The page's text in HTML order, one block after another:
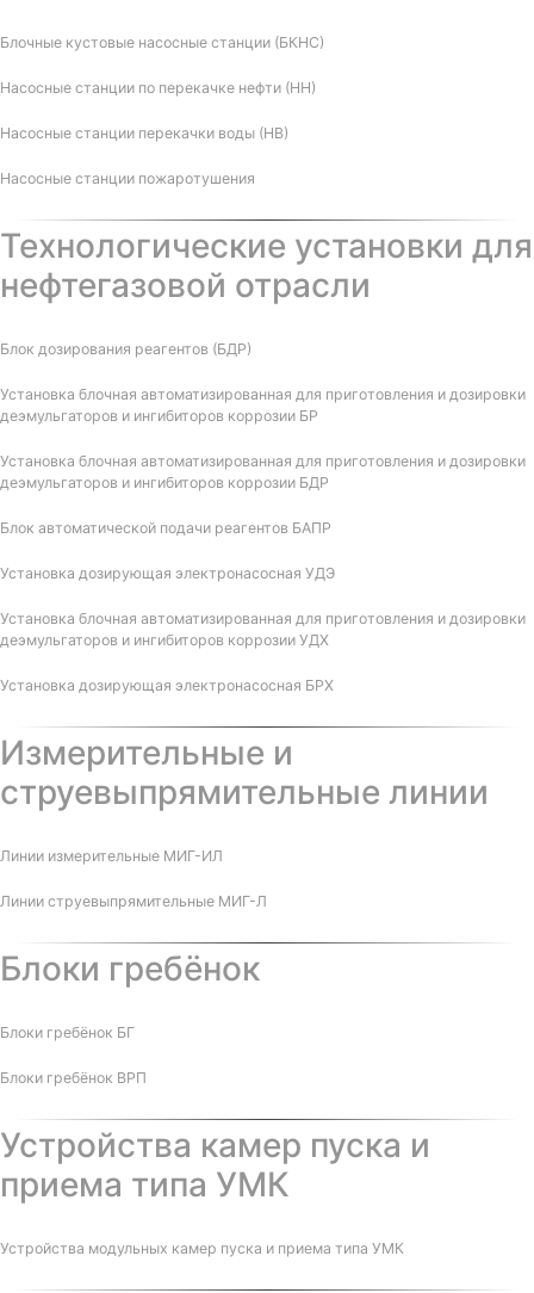
Блочные кустовые насосные станции (БКНС)
Насосные станции по перекачке нефти (НН)
Насосные станции перекачки воды (НВ)
Насосные станции пожаротушения
Технологические установки для
нефтегазовой отрасли
Блок дозирования реагентов (БДР)
Установка блочная автоматизированная для приготовления и дозировки
деэмульгаторов и ингибиторов коррозии БР
Установка блочная автоматизированная для приготовления и дозировки
деэмульгаторов и ингибиторов коррозии БДР
Блок автоматической подачи реагентов БАПР
Установка дозирующая электронасосная УДЭ
Установка блочная автоматизированная для приготовления и дозировки
деэмульгаторов и ингибиторов коррозии УДХ
Установка дозирующая электронасосная БРХ
Измерительные и
струевыпрямительные линии
Линии измерительные МИГ-ИЛ
Линии струевыпрямительные МИГ-Л
Блоки гребёнок
Блоки гребёнок БГ
Блоки гребёнок ВРП
Устройства камер пуска и
приема типа УМК
Устройства модульных камер пуска и приема типа УМК